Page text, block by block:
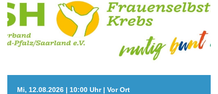
Mi, 12.08.2026 | 10:00 Uhr | Vor Ort